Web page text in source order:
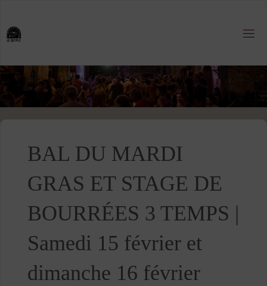
content
BAL DU MARDI
GRAS ET STAGE DE
BOURRÉES 3 TEMPS |
Samedi 15 février et
dimanche 16 février